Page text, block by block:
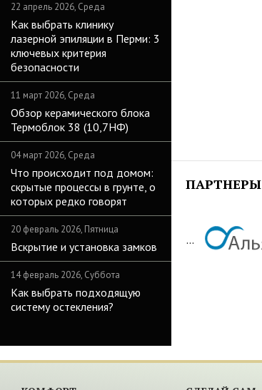
22 апрель 2026, Среда
Как выбрать клинику
лазерной эпиляции в Перми: 3
ключевых критерия
безопасности
11 март 2026, Среда
Обзор керамического блока
Термоблок 38 (10,7НФ)
04 март 2026, Среда
Что происходит под домом:
скрытые процессы в грунте, о
которых редко говорят
20 февраль 2026, Пятница
Вскрытие и установка замков
14 февраль 2026, Суббота
Как выбрать подходящую
систему остекления?
ПАРТНЕРЫ
...